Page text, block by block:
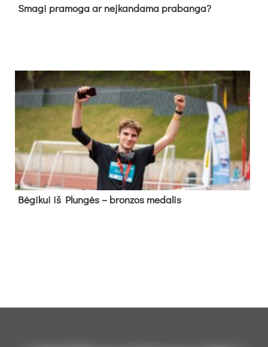
Sma­gi pra­mo­ga ar neį­kan­da­ma pra­ban­ga?
Bė­gi­kui iš Plun­gės – bron­zos me­da­lis